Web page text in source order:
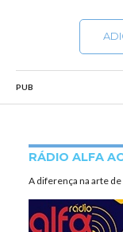
PUB
RÁDIO ALFA
A diferença na arte